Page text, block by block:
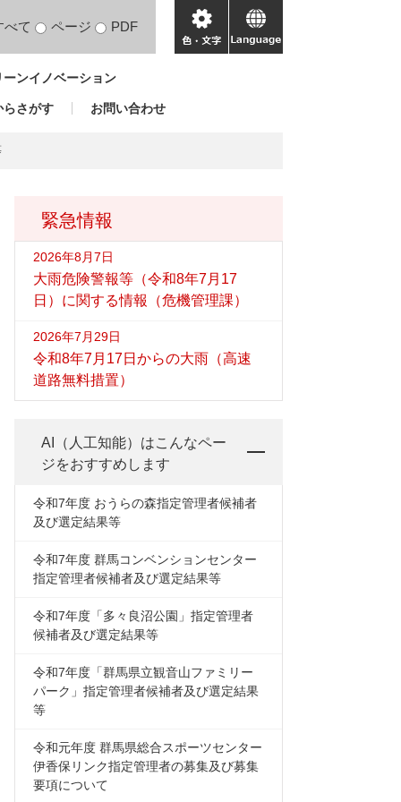
べて ページ PDF
色・
文
language
ンイノベーション
らさがす お問い合わせ
緊急情報
2026年8月7日
大雨危険警報等（令和8年7月17
日）に関する情報（危機管理課）
2026年7月29日
令和8年7月17日からの大雨（高速
道路無料措置）
AI（人工知能）はこんなペー
ジをおすすめします
令和7年度 おうらの森指定管理者候補者
及び選定結果等
令和7年度 群馬コンベンションセンター
指定管理者候補者及び選定結果等
令和7年度「多々良沼公園」指定管理者
候補者及び選定結果等
令和7年度「群馬県立観音山ファミリー
パーク」指定管理者候補者及び選定結果
等
令和元年度 群馬県総合スポーツセンター
伊香保リンク指定管理者の募集及び募集
要項について